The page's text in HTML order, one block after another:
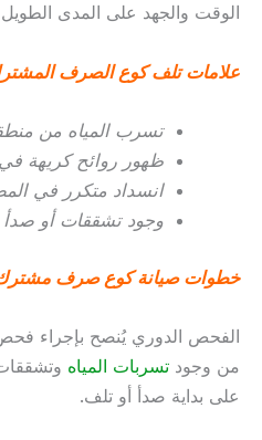
الوقت والجهد على المدى
علامات تلف كوع الصرف
تسرب المياه من
ظهور روائح كريهة
انسداد متكرر في
وجود تشققات أو صدأ
خطوات صيانة كوع صرف
الفحص الدوري يُنصح بإجراء
من وجود تسربات المياه
على بداية صدأ أو تلف.